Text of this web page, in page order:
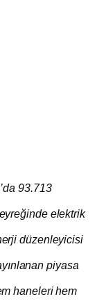
93.713
elektrik
düzenleyicisi
piyasa
haneleri hem